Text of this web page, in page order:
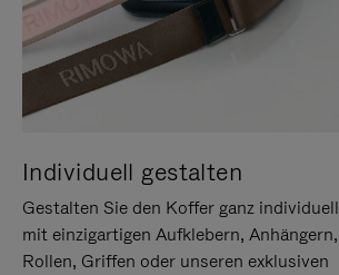
Individuell gestalten
Gestalten Sie den Koffer ganz individuell
mit einzigartigen Aufklebern, Anhängern,
Rollen, Griffen oder unseren exklusiven